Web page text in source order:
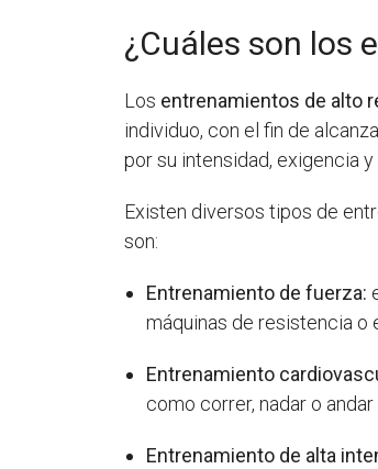
¿Cuáles son los
Los entrenamientos de alto
individuo, con el fin de
por su intensidad, exigencia
Existen diversos tipos de
son:
Entrenamiento de fuerza:
máquinas de resistencia o
Entrenamiento
como correr, nadar o
Entrenamiento de alta